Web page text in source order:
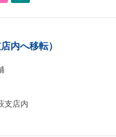
内へ移転）
支店内